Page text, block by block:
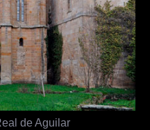
de Aguilar